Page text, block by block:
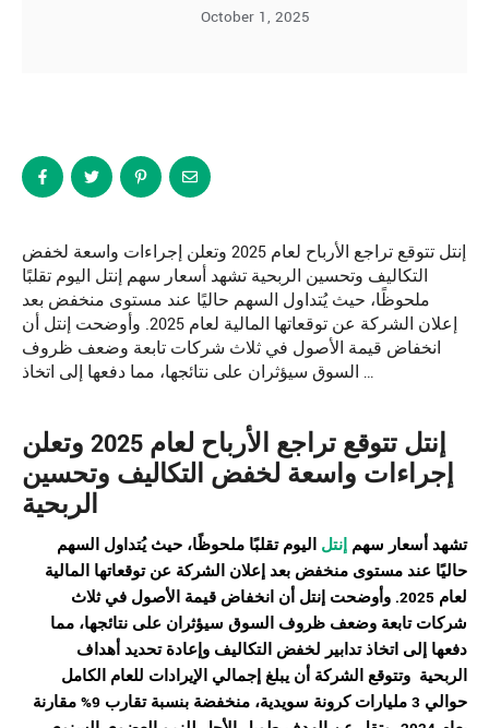
October 1, 2025
إنتل تتوقع تراجع الأرباح لعام 2025 وتعلن إجراءات واسعة لخفض
التكاليف وتحسين الربحية تشهد أسعار سهم إنتل اليوم تقلبًا
ملحوظًا، حيث يُتداول السهم حاليًا عند مستوى منخفض بعد
إعلان الشركة عن توقعاتها المالية لعام 2025. وأوضحت إنتل أن
انخفاض قيمة الأصول في ثلاث شركات تابعة وضعف ظروف
السوق سيؤثران على نتائجها، مما دفعها إلى اتخاذ …
إنتل
تتوقع تراجع الأرباح لعام 2025 وتعلن
إجراءات واسعة لخفض التكاليف وتحسين
الربحية
تشهد أسعار سهم إنتل اليوم تقلبًا ملحوظًا، حيث يُتداول السهم
حاليًا عند مستوى منخفض بعد إعلان الشركة عن توقعاتها المالية
لعام 2025. وأوضحت إنتل أن انخفاض قيمة الأصول في ثلاث
شركات تابعة وضعف ظروف السوق سيؤثران على نتائجها، مما
دفعها إلى اتخاذ تدابير لخفض التكاليف وإعادة تحديد أهداف
الربحية وتتوقع الشركة أن يبلغ إجمالي الإيرادات للعام الكامل
حوالي 3 مليارات كرونة سويدية، منخفضة بنسبة تقارب 9% مقارنة